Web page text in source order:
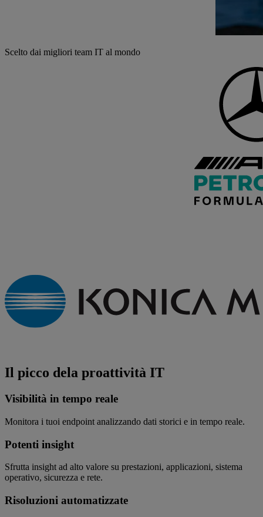
Scelto dai migliori team IT al mondo
Il picco dela proattività IT
Visibilità in tempo reale
Monitora i tuoi endpoint analizzando dati storici e in tempo reale.
Potenti insight
Sfrutta insight ad alto valore su prestazioni, applicazioni, sistema
operativo, sicurezza e rete.
Risoluzioni automatizzate